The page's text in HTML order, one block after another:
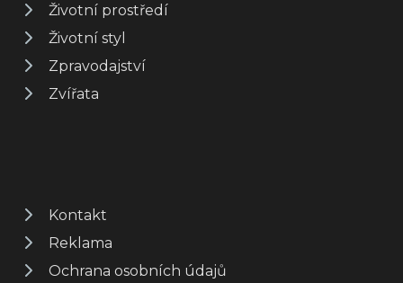
Životní prostředí
Životní styl
Zpravodajství
Zvířata
Kontakt
Reklama
Ochrana osobních údajů